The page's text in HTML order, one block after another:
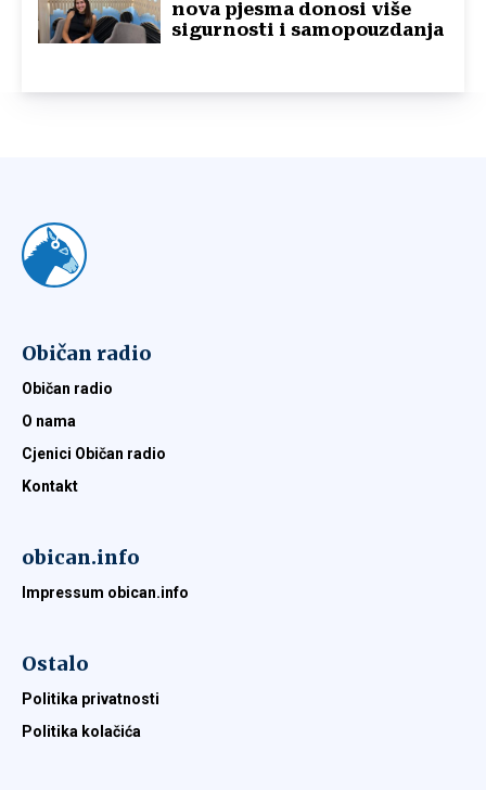
nova pjesma donosi više
sigurnosti i samopouzdanja
Običan radio
Običan radio
O nama
Cjenici Običan radio
Kontakt
obican.info
Impressum obican.info
Ostalo
Politika privatnosti
Politika kolačića